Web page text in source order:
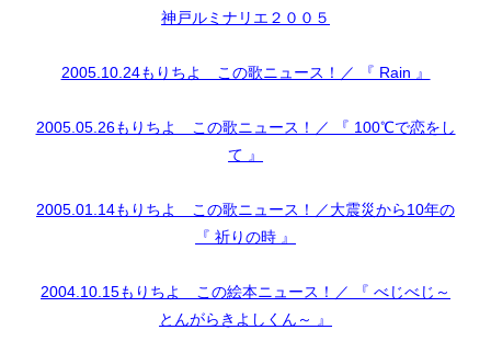
神戸ルミナリエ２００５
2005.10.24もりちよ この歌ニュース！／ 『 Rain 』
2005.05.26もりちよ この歌ニュース！／ 『 100℃で恋をし
て 』
2005.01.14もりちよ この歌ニュース！／大震災から10年の
『 祈りの時 』
2004.10.15もりちよ この絵本ニュース！／ 『 べじべじ～
とんがらきよしくん～ 』